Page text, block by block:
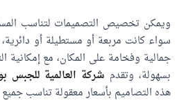
تخصيص التصميمات لتناسب المساحات
كانت مربعة أو مستطيلة أو دائرية،
وفخامة على المكان، مع إمكانية
وتقدمشركة العالمية للجبس بورد
التصاميم بأسعار معقولة تناسب جميع